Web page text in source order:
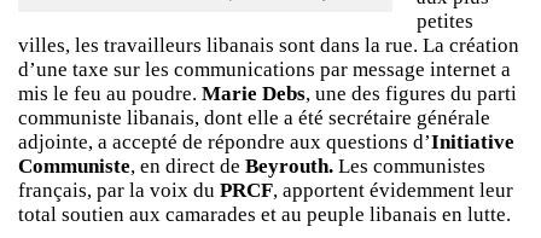
petites
villes, les travailleurs libanais sont dans la rue. La création
d’une taxe sur les communications par message internet a
mis le feu au poudre. Marie Debs, une des figures du parti
communiste libanais, dont elle a été secrétaire générale
adjointe, a accepté de répondre aux questions d’Initiative
Communiste, en direct de Beyrouth. Les communistes
français, par la voix du PRCF, apportent évidemment leur
total soutien aux camarades et au peuple libanais en lutte.